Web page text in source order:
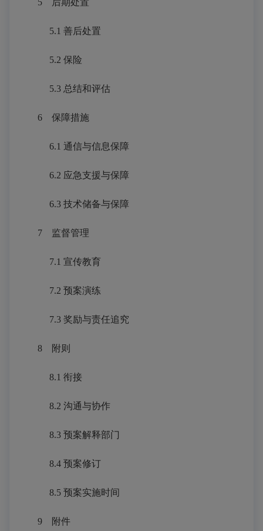
5 后期处置
5.1 善后处置
5.2 保险
5.3 总结和评估
6 保障措施
6.1 通信与信息保障
6.2 应急支援与保障
6.3 技术储备与保障
7 监督管理
7.1 宣传教育
7.2 预案演练
7.3 奖励与责任追究
8 附则
8.1 衔接
8.2 沟通与协作
8.3 预案解释部门
8.4 预案修订
8.5 预案实施时间
9 附件